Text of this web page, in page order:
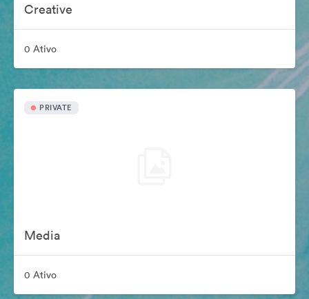
Creative
0 Ativo
PRIVATE
Media
0 Ativo